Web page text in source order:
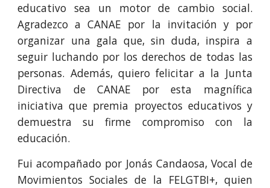
educativo sea un motor de cambio social.
Agradezco a CANAE por la invitación y por
organizar una gala que, sin duda, inspira a
seguir luchando por los derechos de todas las
personas. Además, quiero felicitar a la Junta
Directiva de CANAE por esta magnífica
iniciativa que premia proyectos educativos y
demuestra su firme compromiso con la
educación.
Fui acompañado por Jonás Candaosa, Vocal de
Movimientos Sociales de la FELGTBI+, quien